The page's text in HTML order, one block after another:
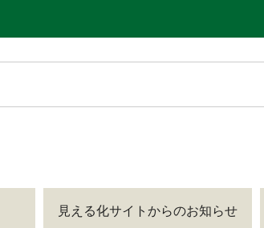
見える化サイトからのお知らせ